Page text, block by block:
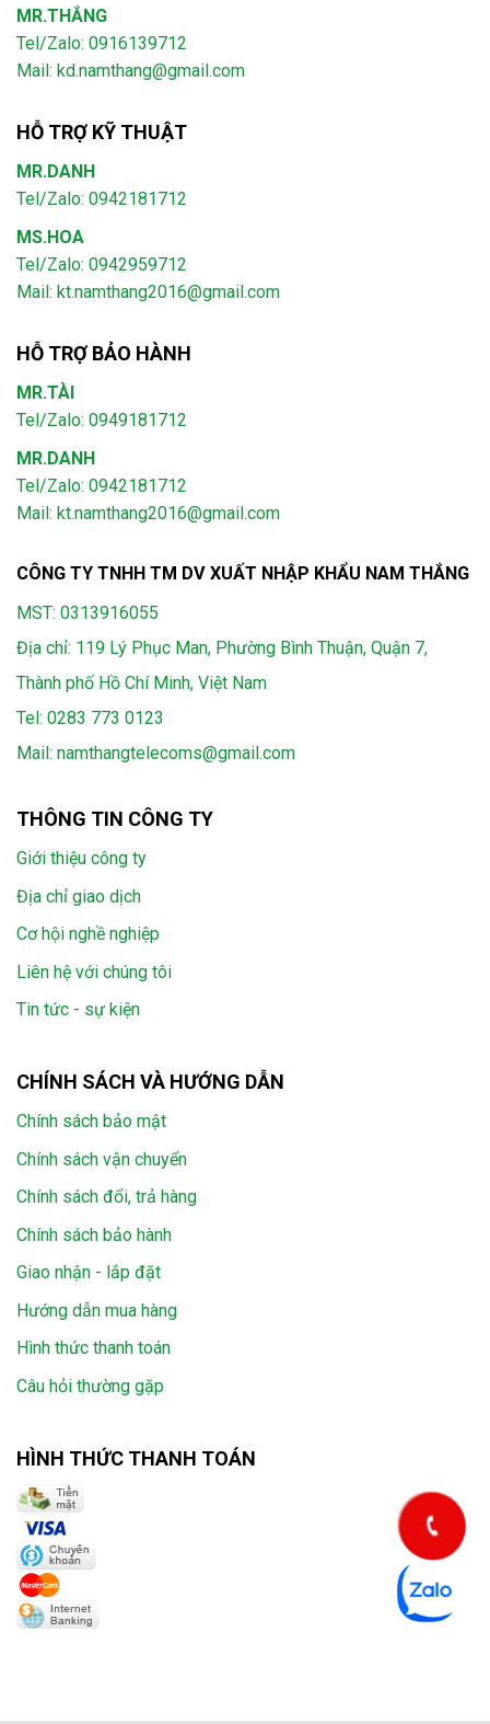
MR.THẮNG
Tel/Zalo: 0916139712
Mail: kd.namthang@gmail.com
HỖ TRỢ KỸ THUẬT
MR.DANH
Tel/Zalo: 0942181712
MS.HOA
Tel/Zalo: 0942959712
Mail: kt.namthang2016@gmail.com
HỖ TRỢ BẢO HÀNH
MR.TÀI
Tel/Zalo: 0949181712
MR.DANH
Tel/Zalo: 0942181712
Mail: kt.namthang2016@gmail.com
CÔNG TY TNHH TM DV XUẤT NHẬP KHẨU NAM THẮNG
MST: 0313916055
Địa chỉ: 119 Lý Phục Man, Phường Bình Thuận, Quận 7,
Thành phố Hồ Chí Minh, Việt Nam
Tel: 0283 773 0123
Mail: namthangtelecoms@gmail.com
THÔNG TIN CÔNG TY
Giới thiệu công ty
Địa chỉ giao dịch
Cơ hội nghề nghiệp
Liên hệ với chúng tôi
Tin tức - sự kiện
CHÍNH SÁCH VÀ HƯỚNG DẪN
Chính sách bảo mật
Chính sách vận chuyển
Chính sách đổi, trả hàng
Chính sách bảo hành
Giao nhận - lắp đặt
Hướng dẫn mua hàng
Hình thức thanh toán
Câu hỏi thường gặp
HÌNH THỨC THANH TOÁN